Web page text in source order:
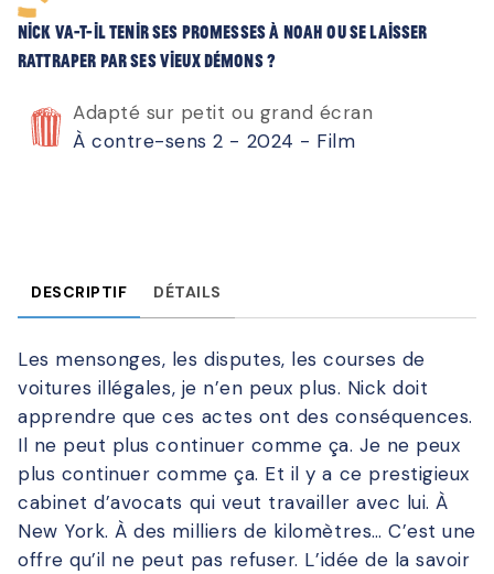
Nick va-t-il tenir ses promesses à Noah ou se laisser
rattraper par ses vieux démons ?
Adapté sur petit ou grand écran
À contre-sens 2 - 2024 - Film
DESCRIPTIF DÉTAILS
Les mensonges, les disputes, les courses de
voitures illégales, je n’en peux plus. Nick doit
apprendre que ces actes ont des conséquences.
Il ne peut plus continuer comme ça. Je ne peux
plus continuer comme ça. Et il y a ce prestigieux
cabinet d’avocats qui veut travailler avec lui. À
New York. À des milliers de kilomètres… C’est une
offre qu’il ne peut pas refuser. L’idée de la savoir